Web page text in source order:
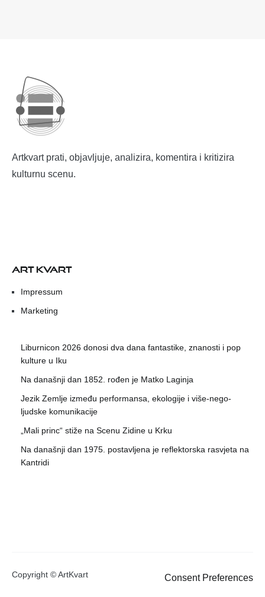
Artkvart prati, objavljuje, analizira, komentira i kritizira
kulturnu scenu.
ART KVART
Impressum
Marketing
Liburnicon 2026 donosi dva dana fantastike, znanosti i pop
kulture u Iku
Na današnji dan 1852. rođen je Matko Laginja
Jezik Zemlje između performansa, ekologije i više-nego-
ljudske komunikacije
„Mali princ“ stiže na Scenu Zidine u Krku
Na današnji dan 1975. postavljena je reflektorska rasvjeta na
Kantridi
Copyright © ArtKvart Consent Preferences